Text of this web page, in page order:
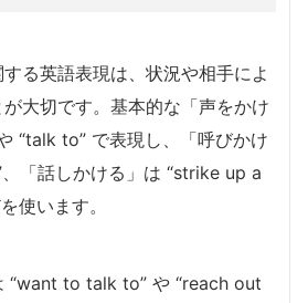
する英語表現は、状況や相手によ
大切です。基本的な「声をかけ
“talk to” で表現し、「呼びかけ
「話しかける」は “strike up a
使います。
“want to talk to” や “reach out